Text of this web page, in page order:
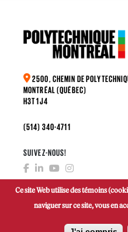
2500, CHEMIN DE
MONTRÉAL (QUÉBEC)
H3T 1J4
(514) 340-4711
SUIVEZ-NOUS!
FAIRE UN DON
Ce site Web utilise des témoins
naviguer sur ce site, vous en